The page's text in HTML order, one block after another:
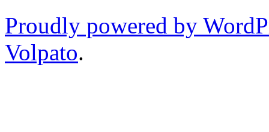
Proudly powered by
Volpato.